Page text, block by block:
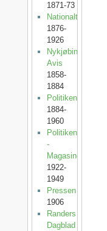
1871-73
Nationaltidende
1876-
1926
Nykjøbing
Avis
1858-
1884
Politiken
1884-
1960
Politiken
-
Magasinet
1922-
1949
Pressen
1906
Randers
Dagblad